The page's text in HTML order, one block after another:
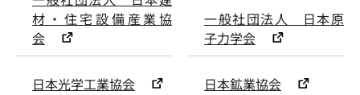
材・住宅設備産業協
会
一般社団法人 日本原
子力学会
日本光学工業協会 日本鉱業協会